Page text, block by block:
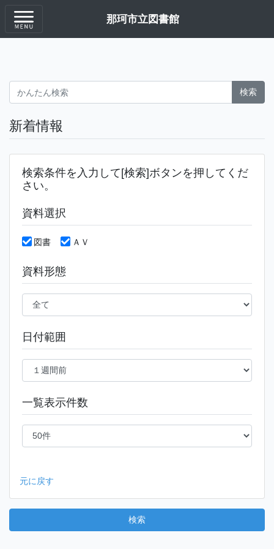
那珂市立図書館
検索
新着情報
検索条件を入力して[検索]ボタンを押してくだ
さい。
資料選択
図書 ＡＶ
資料形態
日付範囲
一覧表示件数
元に戻す
検索